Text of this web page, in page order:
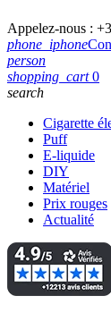
Appelez-nous :
phone_iphone
person
shopping_cart 0
search
Cigarette
Puff
E-liquide
DIY
Matériel
Prix rouges
Actualité